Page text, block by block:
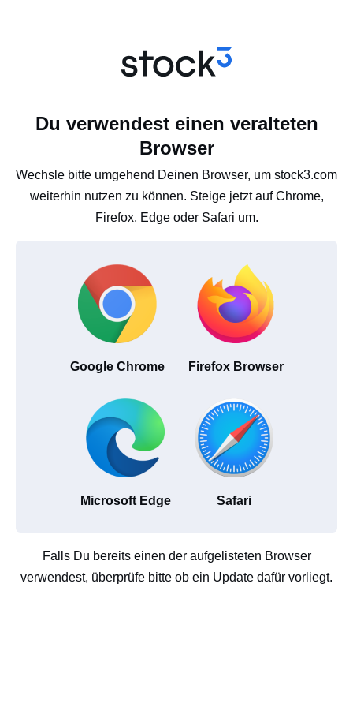
Du verwendest einen veralteten
Browser
Wechsle bitte umgehend Deinen Browser, um stock3.com
weiterhin nutzen zu können. Steige jetzt auf Chrome,
Firefox, Edge oder Safari um.
Google Chrome Firefox Browser
Microsoft Edge Safari
Falls Du bereits einen der aufgelisteten Browser
verwendest, überprüfe bitte ob ein Update dafür vorliegt.